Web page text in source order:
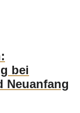
bei
Neuanfang